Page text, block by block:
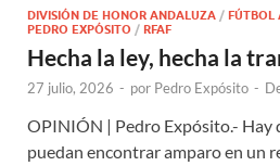
DIVISIÓN DE HONOR ANDALUZA / FÚTBOL
PEDRO EXPÓSITO / RFAF
Hecha la ley, hecha la
27 julio, 2026 - por Pedro Expósito -
OPINIÓN | Pedro Expósito.- Hay
puedan encontrar amparo en un